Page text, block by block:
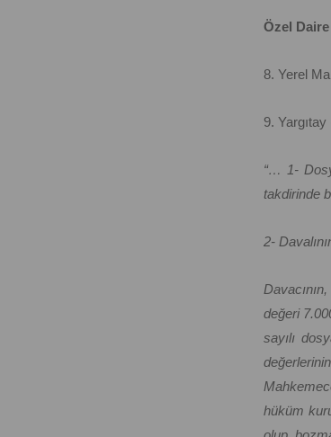
Özel
8. Yerel
9.
“… 1-
takdirinde
2-
değeri
sayılı
hüküm